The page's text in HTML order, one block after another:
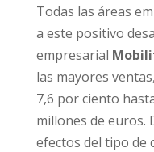
Todas las áreas
a este positivo
empresarial
las mayores
7,6 por ciento
millones de euros.
efectos del tipo de